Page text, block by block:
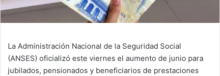
La Administración Nacional de la Seguridad Social
(ANSES) oficializó este viernes el aumento de junio para
jubilados, pensionados y beneficiarios de prestaciones